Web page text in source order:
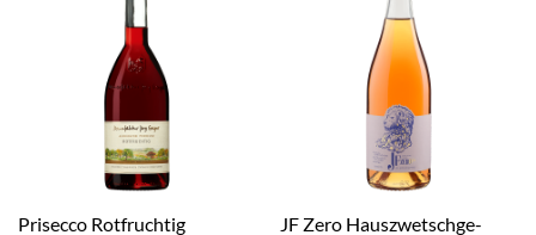
Prisecco Rotfruchtig JF Zero Hauszwetschge-